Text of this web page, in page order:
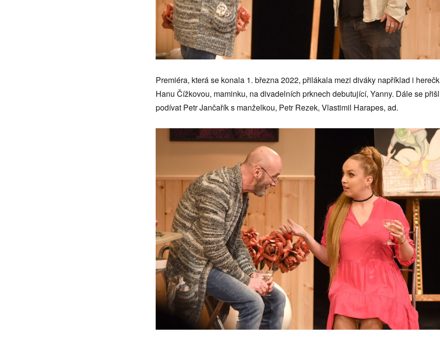
Premiéra, která se konala 1. března 2022, přilákala mezi diváky například i
Hanu Čížkovou, maminku, na divadelních prknech debutující, Yanny. Dále se
podívat Petr Jančařík s manželkou, Petr Rezek, Vlastimil Harapes, ad.